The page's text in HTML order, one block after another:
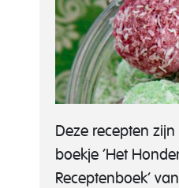
Deze recepten
boekje ‘Het
Receptenboek’ van